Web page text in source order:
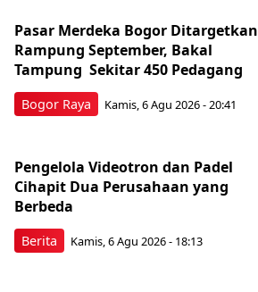
Bogor Raya
Pasar Merdeka Bogor Ditargetkan
Rampung September, Bakal
Tampung Sekitar 450 Pedagang
Kamis, 6 Agu 2026 - 20:41
Berita
Pengelola Videotron dan Padel
Cihapit Dua Perusahaan yang
Berbeda
Kamis, 6 Agu 2026 - 18:13